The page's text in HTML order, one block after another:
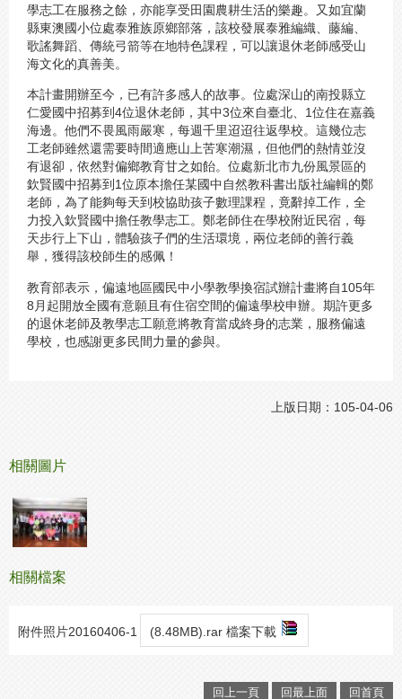
學志工在服務之餘，亦能享受田園農耕生活的樂趣。又如宜蘭
縣東澳國小位處泰雅族原鄉部落，該校發展泰雅編織、藤編、
歌謠舞蹈、傳統弓箭等在地特色課程，可以讓退休老師感受山
海文化的真善美。
本計畫開辦至今，已有許多感人的故事。位處深山的南投縣立
仁愛國中招募到4位退休老師，其中3位來自臺北、1位住在嘉義
海邊。他們不畏風雨嚴寒，每週千里迢迢往返學校。這幾位志
工老師雖然還需要時間適應山上苦寒潮濕，但他們的熱情並沒
有退卻，依然對偏鄉教育甘之如飴。位處新北市九份風景區的
欽賢國中招募到1位原本擔任某國中自然教科書出版社編輯的鄭
老師，為了能夠每天到校協助孩子數理課程，竟辭掉工作，全
力投入欽賢國中擔任教學志工。鄭老師住在學校附近民宿，每
天步行上下山，體驗孩子們的生活環境，兩位老師的善行義
舉，獲得該校師生的感佩！
教育部表示，偏遠地區國民中小學教學換宿試辦計畫將自105年
8月起開放全國有意願且有住宿空間的偏遠學校申辦。期許更多
的退休老師及教學志工願意將教育當成終身的志業，服務偏遠
學校，也感謝更多民間力量的參與。
上版日期：105-04-06
相關圖片
相關檔案
附件照片20160406-1 (8.48MB).rar 檔案下載
回上一頁 回最上面 回首頁